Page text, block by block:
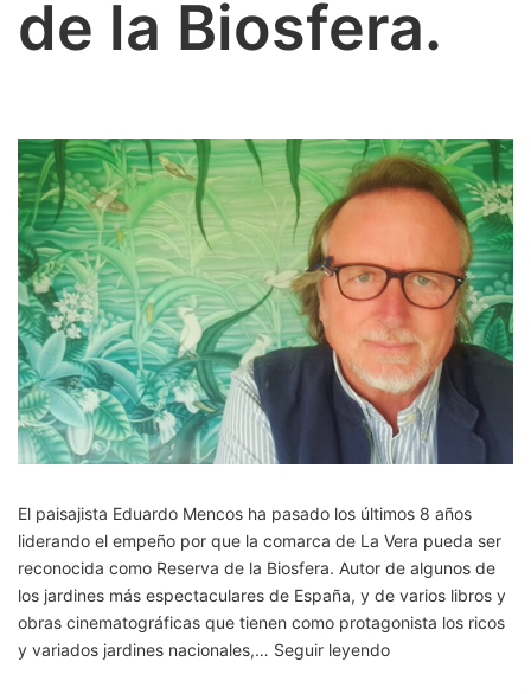
de la Biosfera.
El paisajista Eduardo Mencos ha pasado los últimos 8 años
liderando el empeño por que la comarca de La Vera pueda ser
reconocida como Reserva de la Biosfera. Autor de algunos de
los jardines más espectaculares de España, y de varios libros y
obras cinematográficas que tienen como protagonista los ricos
y variados jardines nacionales,… Seguir leyendoJardín